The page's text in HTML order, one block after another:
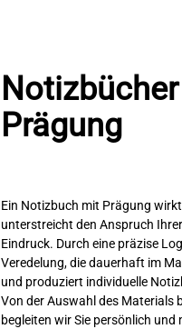
Prägung
Ein Notizbuch mit Prägung
unterstreicht den Anspruch
Eindruck. Durch eine präzise
Veredelung, die dauerhaft im
und produziert individuelle
Von der Auswahl des Materials
begleiten wir Sie persönlich